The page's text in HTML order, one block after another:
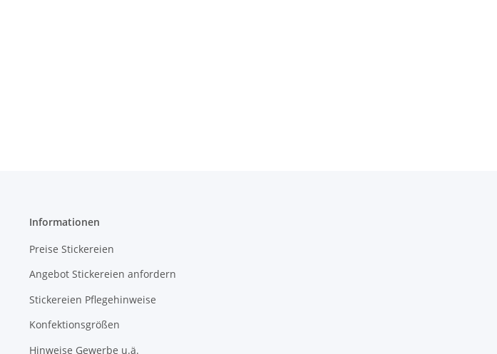
Informationen
Preise Stickereien
Angebot Stickereien anfordern
Stickereien Pflegehinweise
Konfektionsgrößen
Hinweise Gewerbe u.ä.